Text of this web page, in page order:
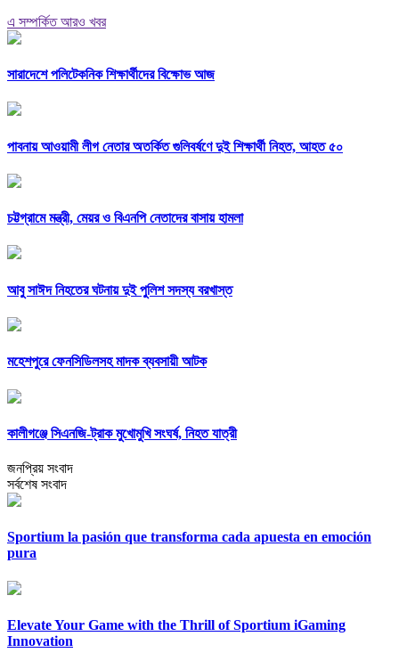
এ সম্পর্কিত আরও খবর
সারাদেশে পলিটেকনিক শিক্ষার্থীদের বিক্ষোভ আজ
পাবনায় আওয়ামী লীগ নেতার অতর্কিত গুলিবর্ষণে দুই শিক্ষার্থী নিহত, আহত ৫০
চট্টগ্রামে মন্ত্রী, মেয়র ও বিএনপি নেতাদের বাসায় হামলা
আবু সাঈদ নিহতের ঘটনায় দুই পুলিশ সদস্য বরখাস্ত
মহেশপুরে ফেনসিডিলসহ মাদক ব্যবসায়ী আটক
কালীগঞ্জে সিএনজি-ট্রাক মুখোমুখি সংঘর্ষ, নিহত যাত্রী
জনপ্রিয় সংবাদ
সর্বশেষ সংবাদ
Sportium la pasión que transforma cada apuesta en emoción
pura
Elevate Your Game with the Thrill of Sportium iGaming
Innovation